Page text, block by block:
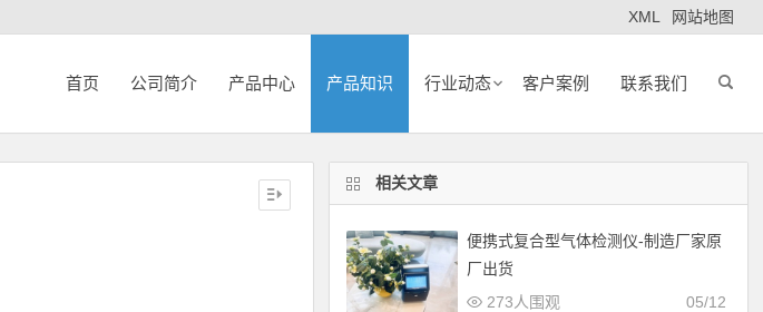
XML 网站地图
首页 公司简介 产品中心 产品知识 行业动态 客户案例 联系我们
相关文章
便携式复合型气体检测仪-制造厂家原
厂出货
05/12
273人围观